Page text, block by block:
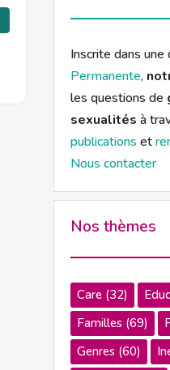
Inscrite dans une
Permanente,
les questions de
sexualités à
publications et
Nous contacter
Nos thèmes
Care(32)
Familles(69)
Genres(60)